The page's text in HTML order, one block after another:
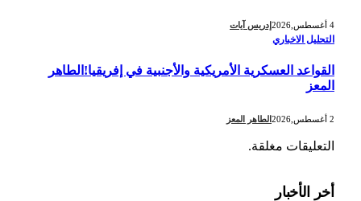
إدريس آيات
التحليل الاخباري
القواعد العسكرية الأمريكية والأجنبية في إفريقيا!الطاهر
المعز
الطاهر المعز
التعليقات مغلقة.
أخر الأخبار